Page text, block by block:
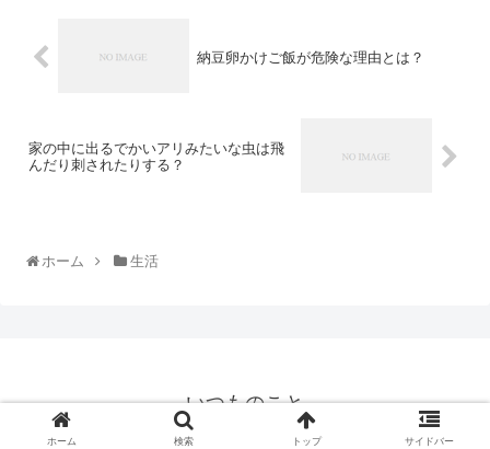
納豆卵かけご飯が危険な理由とは？
家の中に出るでかいアリみたいな虫は飛
んだり刺されたりする？
ホーム 生活
いつものこと
© 2018 いつものこと.
ホーム 検索 トップ サイドバー